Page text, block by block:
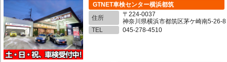
GTNET車検センター横浜都筑
住所
〒224-0037
神奈川県横浜市都筑区茅ケ崎南5-26-8
TEL
045-278-4510